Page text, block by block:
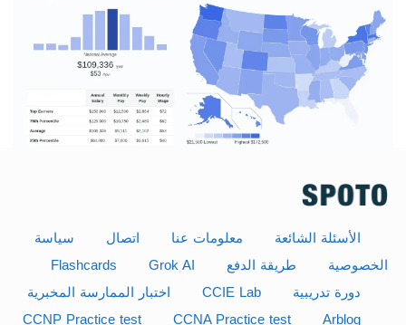
الأسئلة الشائعة معلومات عنا اتصال
سياسة
الخصوصية
طريقة الدفع Flashcards
Grok AI
دورة تدريبية
CCIE Lab
اختبار الممارسة المخبرية
CCNP Practice test
CCNA Practice test Arblog